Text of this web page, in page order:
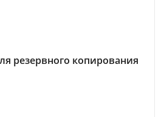
резервного копирования